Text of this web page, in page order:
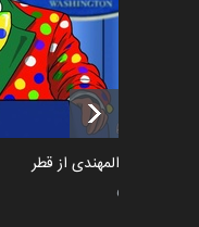
سعد المهندی از قطر
سیاسی